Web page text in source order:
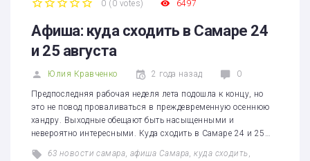
0 ( 0 votes) 6497
Афиша: куда сходить в Самаре 24
и 25 августа
Юлия Кравченко 2 года назад 0
Предпоследняя рабочая неделя лета подошла к концу, но
это не повод проваливаться в преждевременную осеннюю
хандру. Выходные обещают быть насыщенными и
невероятно интересными. Куда сходить в Самаре 24 и 25…
63 новости самара,афиша Самара,куда сходить,